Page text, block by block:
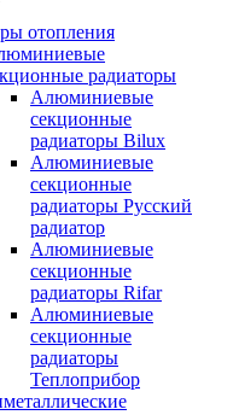
отопления
радиаторы
Алюминиевые
секционные
радиаторы Bilux
Алюминиевые
секционные
радиаторы Русский
радиатор
Алюминиевые
секционные
радиаторы Rifar
Алюминиевые
секционные
радиаторы
Теплоприбор